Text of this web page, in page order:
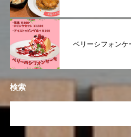
ベリーシフォンケ
検索